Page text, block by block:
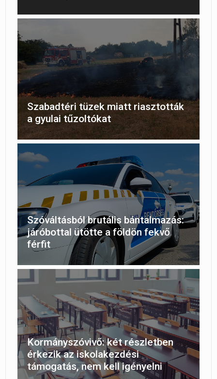
Szabadtéri tüzek miatt riasztották
a gyulai tűzoltókat
Szóváltásból brutális bántalmazás:
járóbottal ütötte a földön fekvő
férfit
Kormányszóvivő: két részletben
érkezik az iskolakezdési
támogatás, nem kell igényelni